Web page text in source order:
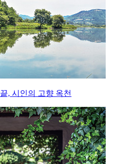
, 시인의 고향 옥천